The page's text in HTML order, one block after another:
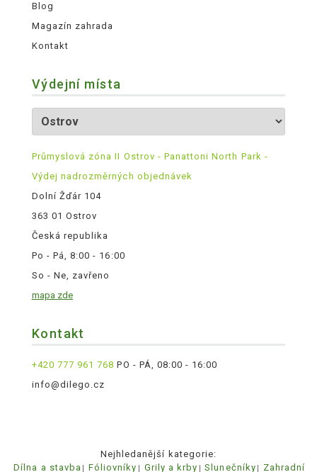
Blog
Magazín zahrada
Kontakt
Výdejní místa
Průmyslová zóna II Ostrov - Panattoni North Park -
Výdej nadrozměrných objednávek
Dolní Žďár 104
363 01 Ostrov
Česká republika
Po - Pá, 8:00 - 16:00
So - Ne, zavřeno
mapa zde
Kontakt
+420 777 961 768 PO - PÁ, 08:00 - 16:00
info@dilego.cz
Nejhledanější kategorie:
Dílna a stavba
Fóliovníky Grily a krby Slunečníky Zahradní